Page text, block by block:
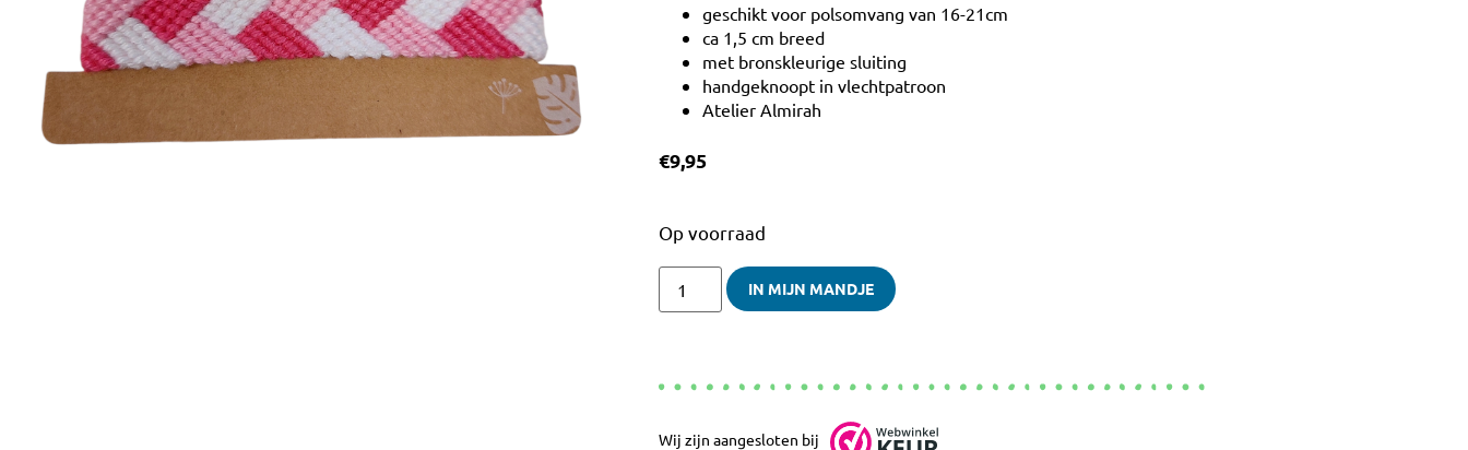
geschikt voor polsomvang van 16-21cm
ca 1,5 cm breed
met bronskleurige sluiting
handgeknoopt in vlechtpatroon
Atelier Almirah
€9,95
Op voorraad
IN MIJN MANDJE
Wij zijn aangesloten bij